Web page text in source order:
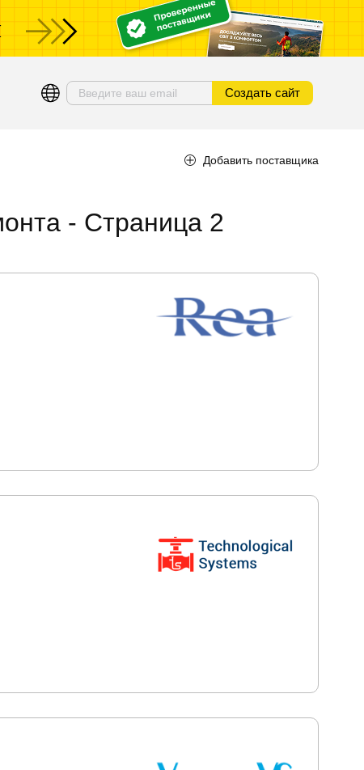
Создать сайт
Добавить поставщика
- Страница 2